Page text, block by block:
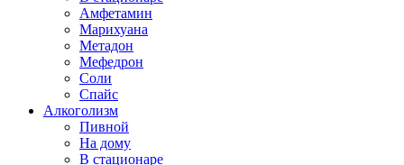
Амфетамин
Марихуана
Метадон
Мефедрон
Соли
Спайс
Алкоголизм
Пивной
На дому
В стационаре